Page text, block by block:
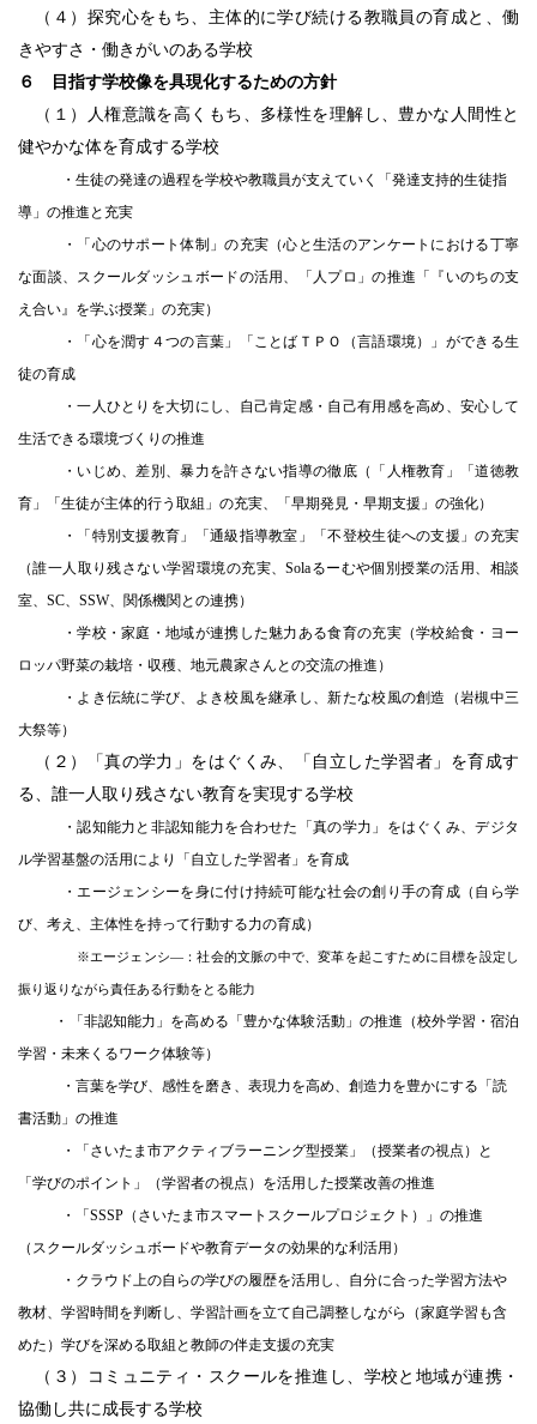
（４）探究心をもち、主体的に学び続ける教職員の育成と、働
きやすさ・働きがいのある学校
６ 目指す学校像を具現化するための方針
（１ ）人権意識を高くもち、多様性を理解し、豊かな人間性と
健やかな体を育成する学校
・生徒の発達の過程を学校や教職員が支えていく「発達支持的生徒指
導」の推進と充実
・「心のサポート体制」の充実（心と生活のアンケートにおける丁寧
な面談、スクールダッシュボードの活用、「人プロ」の推進「『いのちの支
え合い』を学ぶ授業」の充実）
・「心を潤す４つの言葉」「ことばＴＰＯ（言語環境）」ができる生
徒の育成
・一人ひとりを大切にし、自己肯定感・自己有用感を高め、安心して
生活できる環境づくりの推進
・いじめ、差別、暴力を許さない指導の徹底（「人権教育」「道徳教
育」「生徒が主体的行う取組」の充実、「早期発見・早期支援」の強化）
・「特別支援教育」「通級指導教室」「不登校生徒への支援」の充実
（誰一人取り残さない学習環境の充実、Solaるーむや個別授業の活用、相談
室、SC、SSW、関係機関との連携）
・学校・家庭・地域が連携した魅力ある食育の充実（学校給食・ヨー
ロッパ野菜の栽培・収穫、地元農家さんとの交流の推進）
・よき伝統に学び、よき校風を継承し、新たな校風の創造（岩槻中三
大祭等）
（２）「真の学力」をはぐくみ、「自立した学習者」を育成す
る、誰一人取り残さない教育を実現する学校
・認知能力と非認知能力を合わせた「真の学力」をはぐくみ、デジタ
ル学習基盤の活用により「自立した学習者」を育成
・エージェンシーを身に付け持続可能な社会の創り手の育成（自ら学
び、考え、主体性を持って行動する力の育成）
※エージェンシ―：社会的文脈の中で、変革を起こすために目標を設定し
振り返りながら責任ある行動をとる能力
・「非認知能力」を高める「豊かな体験活動」の推進（校外学習・宿泊
学習・未来くるワーク体験等）
・言葉を学び、感性を磨き、表現力を高め、創造力を豊かにする「読
書活動」の推進
・「さいたま市アクティブラーニング型授業」（授業者の視点）と
「学びのポイント」（学習者の視点）を活用した授業改善の推進
・「SSSP（さいたま市スマートスクールプロジェクト）」の推進
（スクールダッシュボードや教育データの効果的な利活用）
・クラウド上の自らの学びの履歴を活用し、自分に合った学習方法や
教材、学習時間を判断し、学習計画を立て自己調整しながら（家庭学習も含
めた）学びを深める取組と教師の伴走支援の充実
（３）コミュニティ・スクールを推進し、学校と地域が連携・
協働し共に成長する学校